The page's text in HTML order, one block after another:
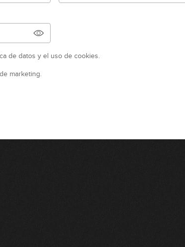
de datos y el uso de cookies.
marketing.